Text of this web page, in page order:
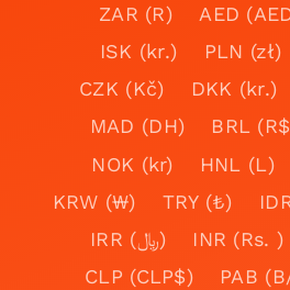
ZAR (R)
AED
ISK (kr.)
PLN (zł)
CZK (Kč)
DKK (kr.)
MAD (DH)
BRL
NOK (kr)
HNL (L)
KRW (₩)
TRY (₺)
IRR (﷼)
INR (Rs. )
CLP (CLP$)
PAB